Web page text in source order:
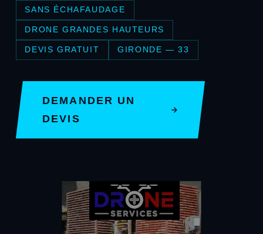
SANS ÉCHAFAUDAGE
DRONE GRANDES HAUTEURS
DEVIS GRATUIT GIRONDE — 33
DEMANDER UN
DEVIS